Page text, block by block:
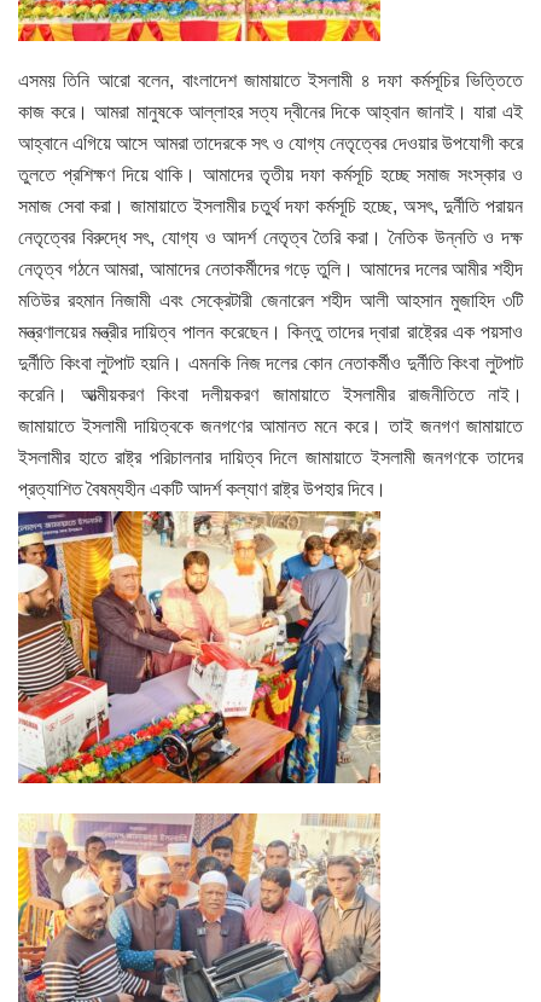
এসময় তিনি আরো বলেন, বাংলাদেশ জামায়াতে ইসলামী ৪ দফা কর্মসূচির ভিত্তিতে
কাজ করে। আমরা মানুষকে আল্লাহর সত্য দ্বীনের দিকে আহ্বান জানাই। যারা এই
আহ্বানে এগিয়ে আসে আমরা তাদেরকে সৎ ও যোগ্য নেতৃত্বের দেওয়ার উপযোগী করে
তুলতে প্রশিক্ষণ দিয়ে থাকি। আমাদের তৃতীয় দফা কর্মসূচি হচ্ছে সমাজ সংস্কার ও
সমাজ সেবা করা। জামায়াতে ইসলামীর চতুর্থ দফা কর্মসূচি হচ্ছে, অসৎ, দুর্নীতি পরায়ন
নেতৃত্বের বিরুদ্ধে সৎ, যোগ্য ও আদর্শ নেতৃত্ব তৈরি করা। নৈতিক উন্নতি ও দক্ষ
নেতৃত্ব গঠনে আমরা, আমাদের নেতাকর্মীদের গড়ে তুলি। আমাদের দলের আমীর শহীদ
মতিউর রহমান নিজামী এবং সেক্রেটারী জেনারেল শহীদ আলী আহসান মুজাহিদ ৩টি
মন্ত্রণালয়ের মন্ত্রীর দায়িত্ব পালন করেছেন। কিন্তু তাদের দ্বারা রাষ্ট্রের এক পয়সাও
দুর্নীতি কিংবা লুটপাট হয়নি। এমনকি নিজ দলের কোন নেতাকর্মীও দুর্নীতি কিংবা লুটপাট
করেনি। আত্মীয়করণ কিংবা দলীয়করণ জামায়াতে ইসলামীর রাজনীতিতে নাই।
জামায়াতে ইসলামী দায়িত্বকে জনগণের আমানত মনে করে। তাই জনগণ জামায়াতে
ইসলামীর হাতে রাষ্ট্র পরিচালনার দায়িত্ব দিলে জামায়াতে ইসলামী জনগণকে তাদের
প্রত্যাশিত বৈষম্যহীন একটি আদর্শ কল্যাণ রাষ্ট্র উপহার দিবে।